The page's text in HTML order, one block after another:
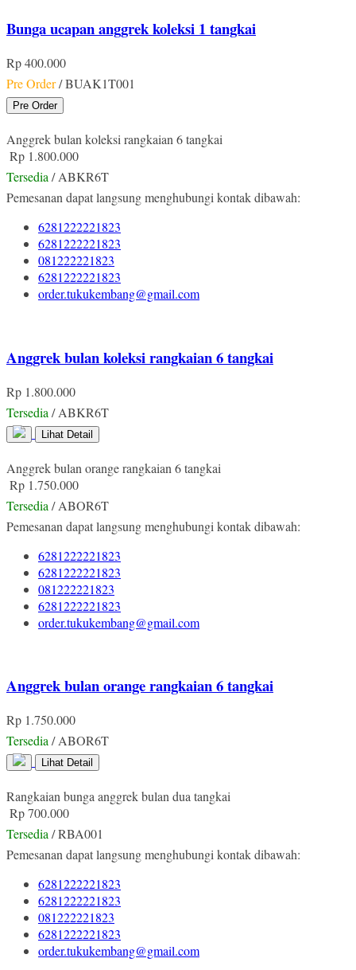
Bunga ucapan anggrek koleksi 1 tangkai
Rp 400.000
Pre Order/ BUAK1T001
Pre Order
Anggrek bulan koleksi rangkaian 6 tangkai
Rp 1.800.000
Tersedia / ABKR6T
Pemesanan dapat langsung menghubungi kontak dibawah:
6281222221823
6281222221823
081222221823
6281222221823
order.tukukembang@gmail.com
Anggrek bulan koleksi rangkaian 6 tangkai
Rp 1.800.000
Tersedia / ABKR6T
Lihat Detail
Anggrek bulan orange rangkaian 6 tangkai
Rp 1.750.000
Tersedia / ABOR6T
Pemesanan dapat langsung menghubungi kontak dibawah:
6281222221823
6281222221823
081222221823
6281222221823
order.tukukembang@gmail.com
Anggrek bulan orange rangkaian 6 tangkai
Rp 1.750.000
Tersedia / ABOR6T
Lihat Detail
Rangkaian bunga anggrek bulan dua tangkai
Rp 700.000
Tersedia / RBA001
Pemesanan dapat langsung menghubungi kontak dibawah:
6281222221823
6281222221823
081222221823
6281222221823
order.tukukembang@gmail.com